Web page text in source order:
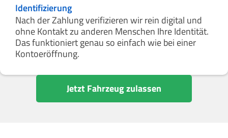
Identifizierung
Nach der Zahlung verifizieren wir rein digital und
ohne Kontakt zu anderen Menschen Ihre Identität.
Das funktioniert genau so einfach wie bei einer
Kontoeröffnung.
Jetzt Fahrzeug zulassen